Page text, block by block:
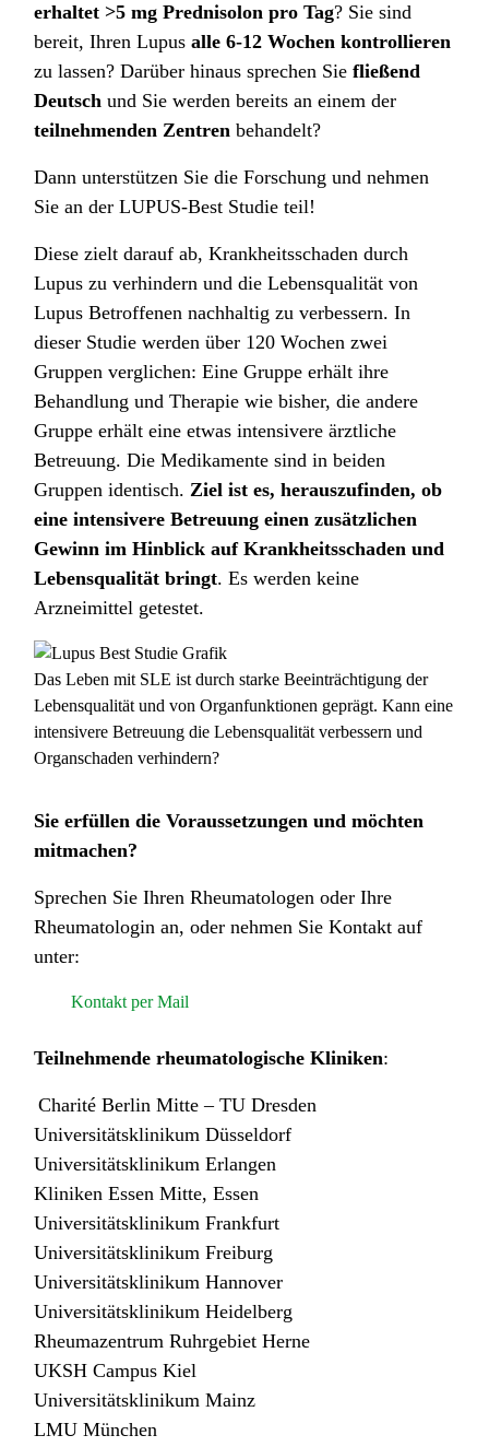
erhaltet >5 mg Prednisolon pro Tag? Sie sind
bereit, Ihren Lupusalle 6-12 Wochen kontrollieren
zu lassen? Darüber hinaus sprechen Siefließend
Deutsch und Sie werden bereits an einem der
teilnehmenden Zentren behandelt?
Dann unterstützen Sie die Forschung und nehmen
Sie an der LUPUS-Best Studie teil!
Diese zielt darauf ab, Krankheitsschaden durch
Lupus zu verhindern und die Lebensqualität von
Lupus Betroffenen nachhaltig zu verbessern. In
dieser Studie werden über 120 Wochen zwei
Gruppen verglichen: Eine Gruppe erhält ihre
Behandlung und Therapie wie bisher, die andere
Gruppe erhält eine etwas intensivere ärztliche
Betreuung. Die Medikamente sind in beiden
Gruppen identisch.Ziel ist es, herauszufinden, ob
eine intensivere Betreuung einen zusätzlichen
Gewinn im Hinblick auf Krankheitsschaden und
Lebensqualität bringt. Es werden keine
Arzneimittel getestet.
Das Leben mit SLE ist durch starke Beeinträchtigung der
Lebensqualität und von Organfunktionen geprägt. Kann eine
intensivere Betreuung die Lebensqualität verbessern und
Organschaden verhindern?
Sie erfüllen die Voraussetzungen und möchten
mitmachen?
Sprechen Sie Ihren Rheumatologen oder Ihre
Rheumatologin an, oder nehmen Sie Kontakt auf
unter:
Kontakt per Mail
Teilnehmende rheumatologische Kliniken:
Charité Berlin Mitte – TU Dresden
Universitätsklinikum Düsseldorf
Universitätsklinikum Erlangen
Kliniken Essen Mitte, Essen
Universitätsklinikum Frankfurt
Universitätsklinikum Freiburg
Universitätsklinikum Hannover
Universitätsklinikum Heidelberg
Rheumazentrum Ruhrgebiet Herne
UKSH Campus Kiel
Universitätsklinikum Mainz
LMU München